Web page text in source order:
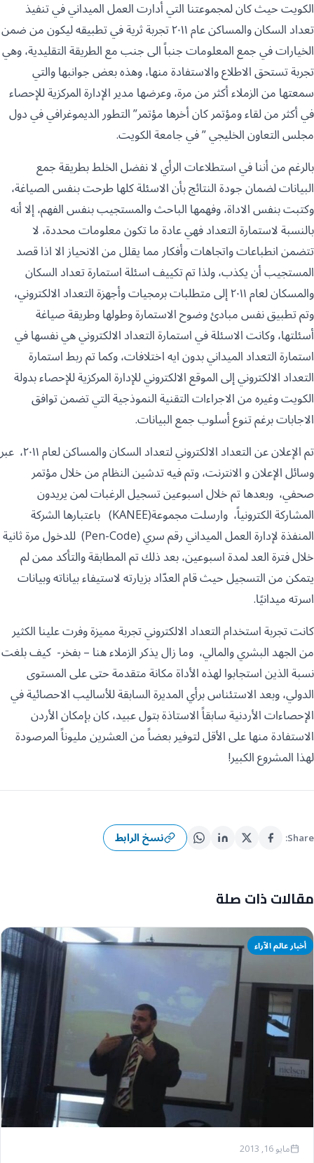
الكويت حيث كان لمجموعتنا التي أدارت العمل الميداني في تنفيذ
تعداد السكان والمساكن عام ٢٠١١ تجربة ثرية في تطبيقه ليكون من ضمن
الخيارات في جمع المعلومات جنباً الى جنب مع الطريقة التقليدية، وهي
تجربة تستحق الاطلاع والاستفادة منها، وهذه بعض جوانبها والتي
سمعتها من الزملاء أكثر من مرة، وعرضها مدير الإدارة المركزية للإحصاء
في أكثر من لقاء ومؤتمر كان أخرها مؤتمر” التطور الديموغرافي في دول
مجلس التعاون الخليجي ” في جامعة الكويت.
بالرغم من أننا في استطلاعات الرأي لا نفضل الخلط بطريقة جمع
البيانات لضمان جودة النتائج بأن الاسئلة كلها طرحت بنفس الصياغة،
وكتبت بنفس الاداة، وفهمها الباحث والمستجيب بنفس الفهم، إلا أنه
بالنسبة لاستمارة التعداد فهي عادة ما تكون معلومات محددة، لا
تتضمن انطباعات واتجاهات وأفكار مما يقلل من الانحياز الا اذا قصد
المستجيب أن يكذب، ولذا تم تكييف اسئلة استمارة تعداد السكان
والمسكان لعام ٢٠١١ إلى متطلبات برمجيات وأجهزة التعداد الالكتروني،
وتم تطبيق نفس مبادئ وضوح الاستمارة وطولها وطريقة صياغة
أسئلتها، وكانت الاسئلة في استمارة التعداد الالكتروني هي نفسها في
استمارة التعداد الميداني بدون ايه اختلافات، وكما تم ربط استمارة
التعداد الالكتروني إلى الموقع الالكتروني للإدارة المركزية للإحصاء بدولة
الكويت وغيره من الاجراءات التقنية النموذجية التي تضمن توافق
الاجابات برغم تنوع أسلوب جمع البيانات.
تم الإعلان عن التعداد الالكتروني لتعداد السكان والمساكن لعام ٢٠١١، عبر
وسائل الإعلان و الانترنت، وتم فيه تدشين النظام من خلال مؤتمر
صحفي، وبعدها تم خلال اسبوعين تسجيل الرغبات لمن يريدون
المشاركة الكترونياً، وارسلت مجموعة(KANEE) باعتبارها الشركة
المنفذة لإدارة العمل الميداني رقم سري (Pen-Code) للدخول مرة ثانية
خلال فترة العد لمدة اسبوعين، بعد ذلك تم المطابقة والتأكد ممن لم
يتمكن من التسجيل حيث قام العدّاد بزيارته لاستيفاء بياناته وبيانات
اسرته ميدانيًا.
كانت تجربة استخدام التعداد الالكتروني تجربة مميزة وفرت علينا الكثير
من الجهد البشري والمالي، وما زال يذكر الزملاء هنا – بفخر- كيف بلغت
نسبة الذين استجابوا لهذه الأداة مكانة متقدمة حتى على المستوى
الدولي، وبعد الاستئناس برأي المديرة السابقة للأساليب الاحصائية في
الإحصاءات الأردنية سابقاً الاستاذة بتول عبيد، كان بإمكان الأردن
الاستفادة منها على الأقل لتوفير بعضاً من العشرين مليوناً المرصودة
لهذا المشروع الكبير!
Share: نسخ الرابط
مقالات ذات صلة
أخبار عالم الآراء
مايو 16, 2013